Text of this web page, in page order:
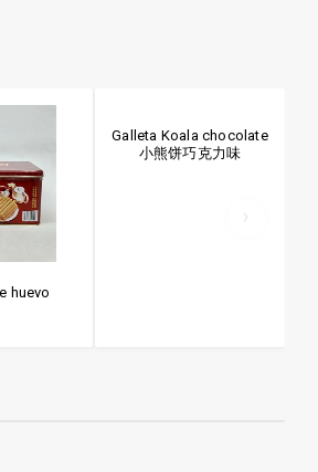
huevo
Galleta Koala chocolate
小熊饼巧克力味